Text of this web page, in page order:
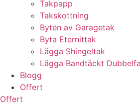
Takpapp
Takskottning
Byten av Garagetak
Byta Eternittak
Lägga Shingeltak
Lägga Bandtäckt
Blogg
Offert
Offert